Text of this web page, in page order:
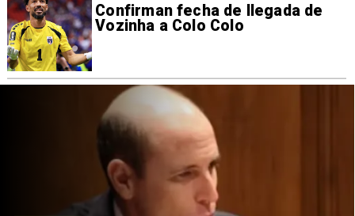
Confirman fecha de llegada de
Vozinha a Colo Colo